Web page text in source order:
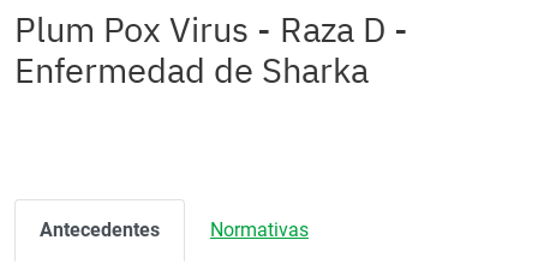
Plum Pox Virus - Raza D -
Enfermedad de Sharka
Antecedentes Normativas